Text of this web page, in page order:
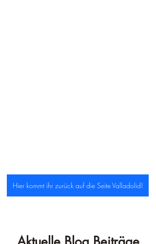
Hier kommt ihr zurück auf die Seite Valladolid!